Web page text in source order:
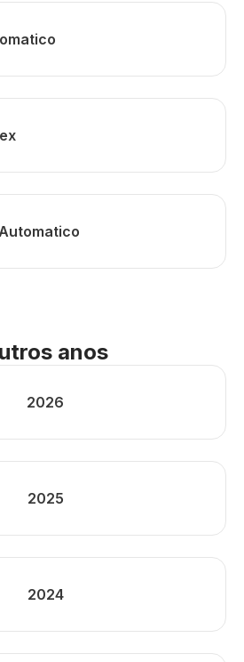
anos
2026
2025
2024